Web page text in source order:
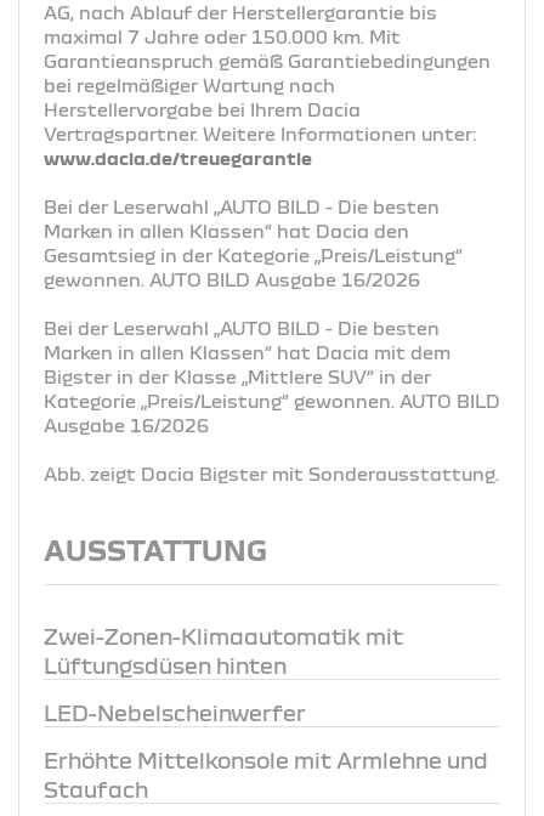
AG, nach Ablauf der Herstellergarantie bis
maximal 7 Jahre oder 150.000 km. Mit
Garantieanspruch gemäß Garantiebedingungen
bei regelmäßiger Wartung nach
Herstellervorgabe bei Ihrem Dacia
Vertragspartner. Weitere Informationen unter:
www.dacia.de/treuegarantie
Bei der Leserwahl „AUTO BILD - Die besten
Marken in allen Klassen“ hat Dacia den
Gesamtsieg in der Kategorie „Preis/Leistung“
gewonnen. AUTO BILD Ausgabe 16/2026
Bei der Leserwahl „AUTO BILD - Die besten
Marken in allen Klassen“ hat Dacia mit dem
Bigster in der Klasse „Mittlere SUV“ in der
Kategorie „Preis/Leistung“ gewonnen. AUTO BILD
Ausgabe 16/2026
Abb. zeigt Dacia Bigster mit Sonderausstattung.
AUSSTATTUNG
Zwei-Zonen-Klimaautomatik mit
Lüftungsdüsen hinten
LED-Nebelscheinwerfer
Erhöhte Mittelkonsole mit Armlehne und
Staufach